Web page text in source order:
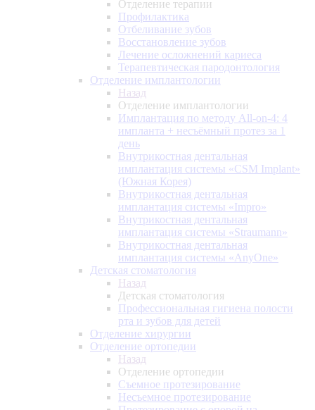
Отделение терапии
Профилактика
Отбеливание зубов
Восстановление зубов
Лечение осложнений кариеса
Терапевтическая пародонтология
Отделение имплантологии
Назад
Отделение имплантологии
Имплантация по методу All-on-4: 4
импланта + несъёмный протез за 1
день
Внутрикостная дентальная
имплантация системы «CSM Implant»
(Южная Корея)
Внутрикостная дентальная
имплантация системы «Impro»
Внутрикостная дентальная
имплантация системы «Straumann»
Внутрикостная дентальная
имплантация системы «AnyOne»
Детская стоматология
Назад
Детская стоматология
Профессиональная гигиена полости
рта и зубов для детей
Отделение хирургии
Отделение ортопедии
Назад
Отделение ортопедии
Съемное протезирование
Несъемное протезирование